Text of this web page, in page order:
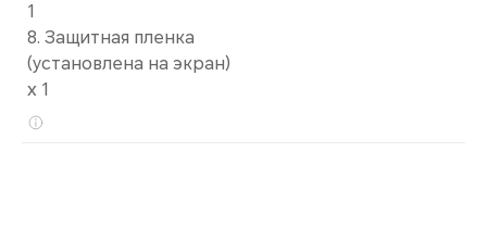
1
8. Защитная пленка
(установлена на экран)
x 1